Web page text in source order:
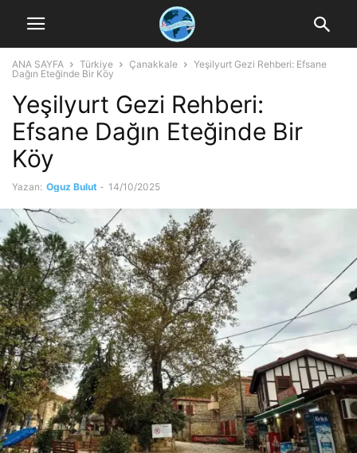
ANA SAYFA Türkiye Çanakkale
Yeşilyurt Gezi Rehberi: Efsane
Dağın Eteğinde Bir Köy
Yeşilyurt Gezi Rehberi:
Efsane Dağın Eteğinde Bir
Köy
Yazan: Oguz Bulut - 14/10/2025